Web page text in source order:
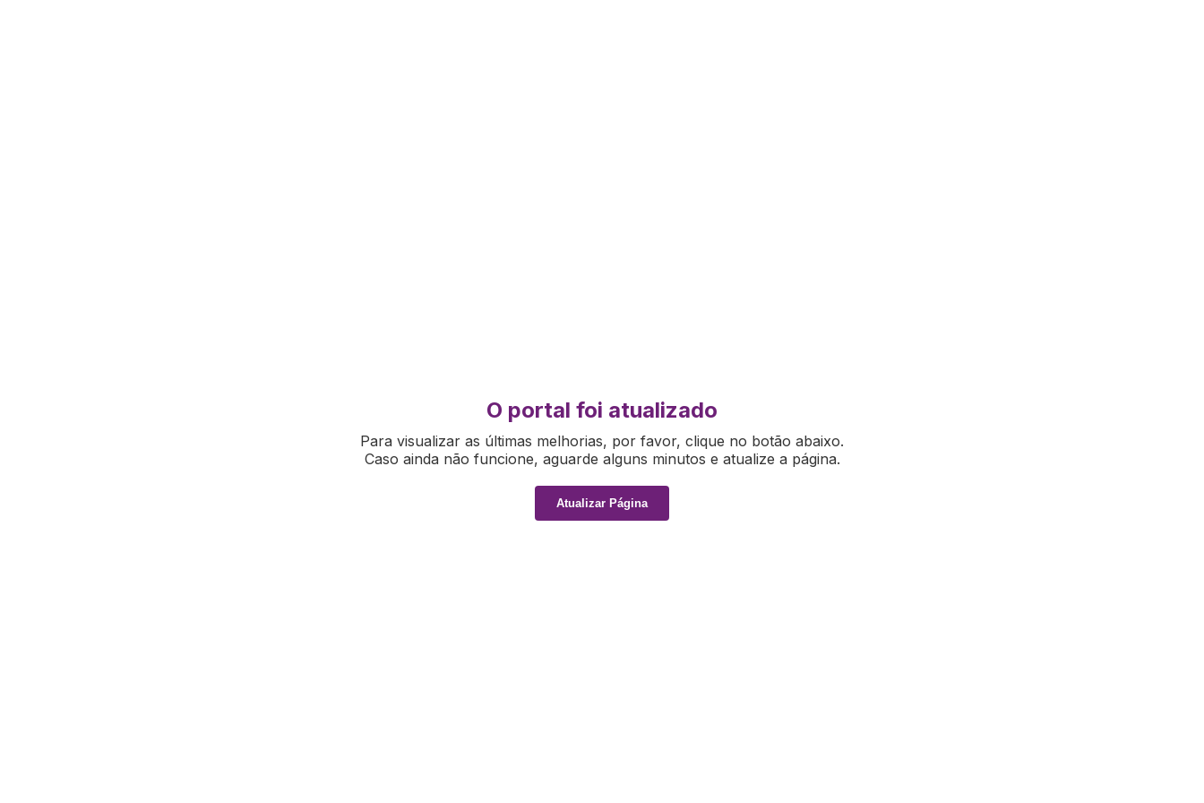
O portal foi atualizado
Para visualizar as últimas melhorias, por favor, clique no botão abaixo.
Caso ainda não funcione, aguarde alguns minutos e atualize a página.
Atualizar Página